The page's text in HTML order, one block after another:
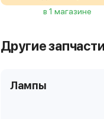
в 1 магазине
Другие
Лампы